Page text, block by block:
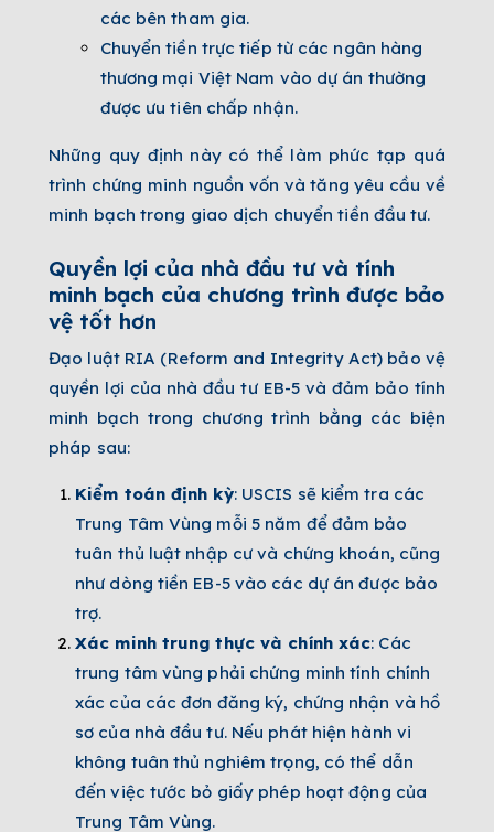
các bên tham gia.
Chuyển tiền trực tiếp từ các ngân hàng
thương mại Việt Nam vào dự án thường
được ưu tiên chấp nhận.
Những quy định này có thể làm phức tạp quá
trình chứng minh nguồn vốn và tăng yêu cầu về
minh bạch trong giao dịch chuyển tiền đầu tư.
Quyền lợi của nhà đầu tư và tính
minh bạch của chương trình được bảo
vệ tốt hơn
Đạo luật RIA (Reform and Integrity Act) bảo vệ
quyền lợi của nhà đầu tư EB-5 và đảm bảo tính
minh bạch trong chương trình bằng các biện
pháp sau:
Kiểm toán định kỳ: USCIS sẽ kiểm tra các
Trung Tâm Vùng mỗi 5 năm để đảm bảo
tuân thủ luật nhập cư và chứng khoán, cũng
như dòng tiền EB-5 vào các dự án được bảo
trợ.
Xác minh trung thực và chính xác: Các
trung tâm vùng phải chứng minh tính chính
xác của các đơn đăng ký, chứng nhận và hồ
sơ của nhà đầu tư. Nếu phát hiện hành vi
không tuân thủ nghiêm trọng, có thể dẫn
đến việc tước bỏ giấy phép hoạt động của
Trung Tâm Vùng.